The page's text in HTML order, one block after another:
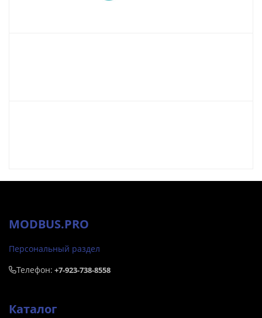
MODBUS.PRO
Персональный раздел
Телефон: +7-923-738-8558
Каталог